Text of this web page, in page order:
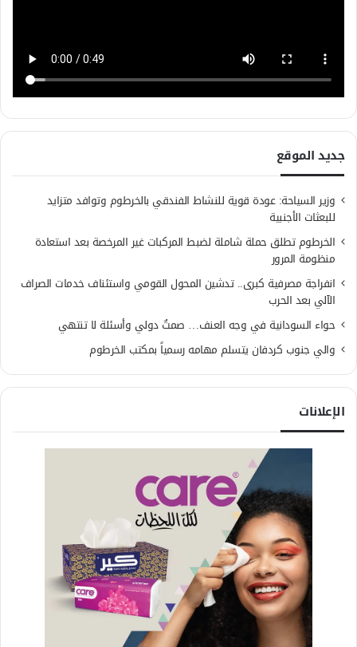
جديد الموقع
وزير السياحة: عودة قوية للنشاط الفندقي بالخرطوم وتوافد متزايد
للبعثات الأجنبية
الخرطوم تطلق حملة شاملة لضبط المركبات غير المرخصة بعد استعادة
منظومة المرور
انفراجة مصرفية كبرى.. تدشين المحول القومي واستئناف خدمات الصراف
الآلي بعد الحرب
حواء السودانية في وجه العنف… صمتٌ دولي وأسئلة لا تنتهي
والي جنوب كردفان يتسلم مهامه رسمياً بمكتب الخرطوم
الإعلانات